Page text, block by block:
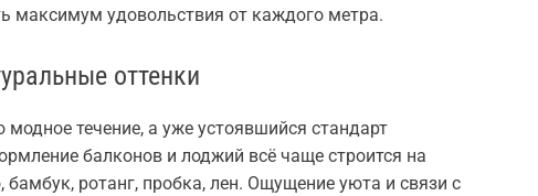
максимум удовольствия от каждого метра.
оттенки
течение, а уже устоявшийся стандарт
балконов и лоджий всё чаще строится на
ротанг, пробка, лен. Ощущение уюта и связи с